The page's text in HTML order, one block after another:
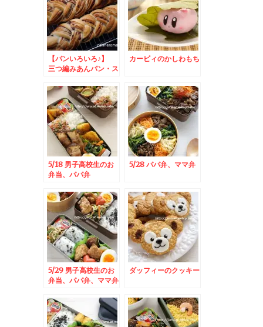
【パンいろいろ♪】
三つ編みあんパン・ス
カービィのかしわもち
5/18 男子高校生のお
弁当、パパ弁
5/28 パパ弁、ママ弁
5/29 男子高校生のお
弁当、パパ弁、ママ弁
ダッフィーのクッキー